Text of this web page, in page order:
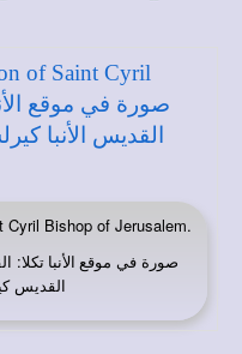
Cyril Bishop of Jerusalem.
صورة في موقع الأنبا تكلا:
القديس